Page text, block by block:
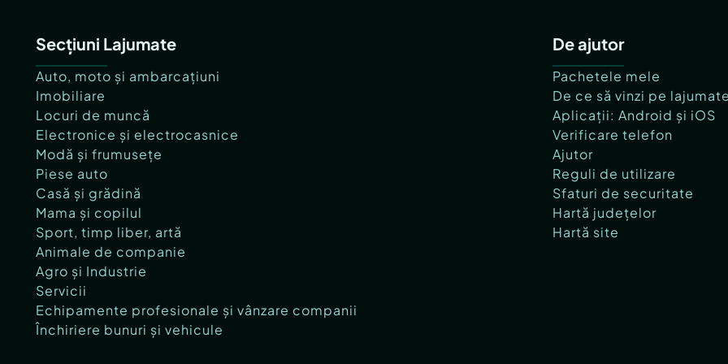
Secțiuni Lajumate
Auto, moto și ambarcațiuni
Imobiliare
Locuri de muncă
Electronice și electrocasnice
Modă și frumusețe
Piese auto
Casă și grădină
Mama și copilul
Sport, timp liber, artă
Animale de companie
Agro și Industrie
Servicii
Echipamente profesionale și vânzare companii
Închiriere bunuri și vehicule
De ajutor
Pachetele mele
De ce să vinzi pe
Aplicații: Android și iOS
Verificare telefon
Ajutor
Reguli de utilizare
Sfaturi de securitate
Hartă județelor
Hartă site